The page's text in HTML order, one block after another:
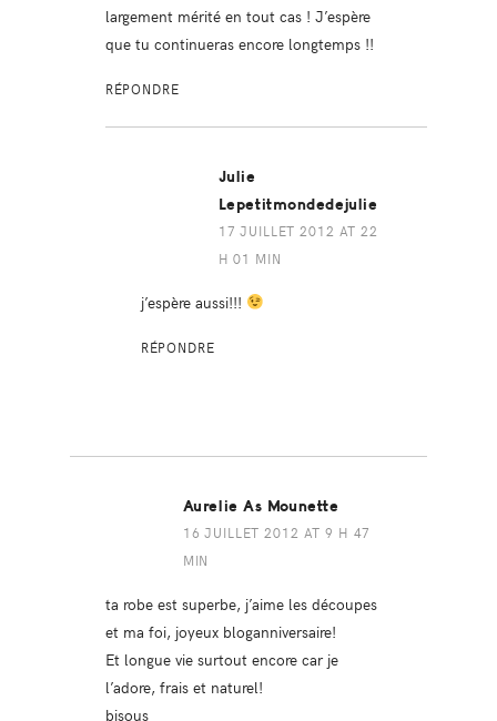
largement mérité en tout cas ! J’espère
que tu continueras encore longtemps !!
RÉPONDRE
Julie
Lepetitmondedejulie
17 JUILLET 2012 AT 22
H 01 MIN
j’espère aussi!!!
RÉPONDRE
Aurelie As Mounette
16 JUILLET 2012 AT 9 H 47
MIN
ta robe est superbe, j’aime les découpes
et ma foi, joyeux bloganniversaire!
Et longue vie surtout encore car je
l’adore, frais et naturel!
bisous